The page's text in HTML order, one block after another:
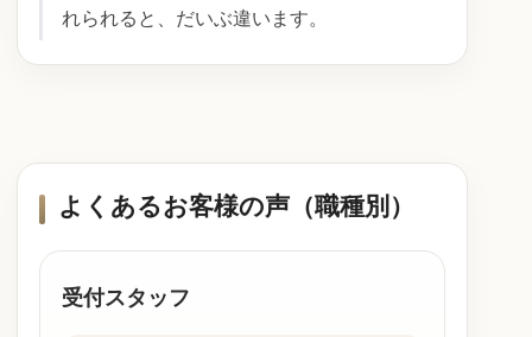
れられると、だいぶ違います。
よくあるお客様の声（職種別）
受付スタッフ